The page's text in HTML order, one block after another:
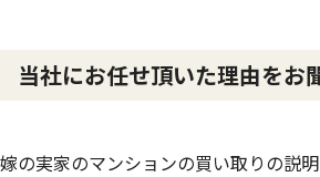
当社にお任せ頂いた理由をお
嫁の実家のマンションの買い取りの説